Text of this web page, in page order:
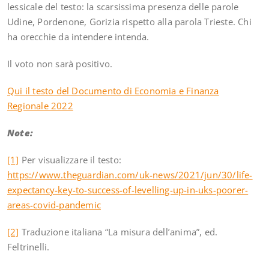
lessicale del testo: la scarsissima presenza delle parole
Udine, Pordenone, Gorizia rispetto alla parola Trieste. Chi
ha orecchie da intendere intenda.
Il voto non sarà positivo.
Qui il testo del Documento di Economia e Finanza
Regionale 2022
Note:
[1] Per visualizzare il testo:
https://www.theguardian.com/uk-news/2021/jun/30/life-
expectancy-key-to-success-of-levelling-up-in-uks-poorer-
areas-covid-pandemic
[2] Traduzione italiana “La misura dell’anima”, ed.
Feltrinelli.